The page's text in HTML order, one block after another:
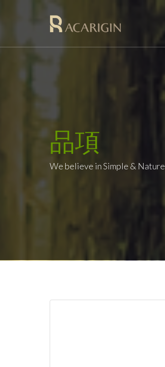
品項
We believe in Simple & Nature